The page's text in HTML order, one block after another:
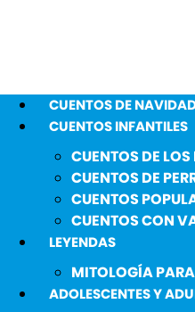
CUENTOS DE
CUENTOS INFANTILES
CUENTOS DE
CUENTOS DE
CUENTOS
CUENTOS CON
LEYENDAS
MITOLOGÍA
ADOLESCENTES Y